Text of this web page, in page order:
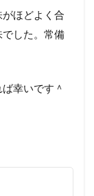
ほどよく合
した。常備
幸いです＾